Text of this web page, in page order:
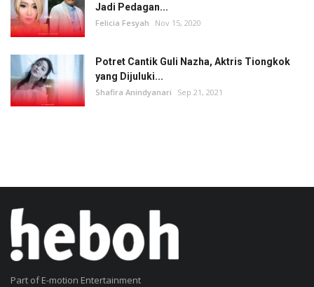
Jadi Pedagan...
Felicia Fesyah Nov 15, 2020
Potret Cantik Guli Nazha, Aktris Tiongkok
yang Dijuluki...
Shafira Anindyanari Sep 21, 2021
Part of E-motion Entertainment